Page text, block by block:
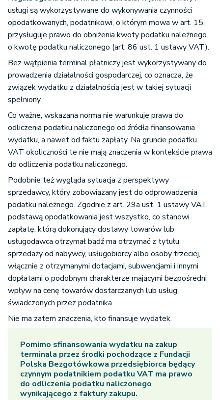
usługi są wykorzystywane do wykonywania czynności
opodatkowanych, podatnikowi, o którym mowa w art. 15,
przysługuje prawo do obniżenia kwoty podatku należnego
o kwotę podatku naliczonego (art. 86 ust. 1 ustawy VAT).
Bez wątpienia terminal płatniczy jest wykorzystywany do
prowadzenia działalności gospodarczej, co oznacza, że
związek wydatku z działalnością jest w takiej sytuacji
spełniony.
Co ważne, wskazana norma nie warunkuje prawa do
odliczenia podatku naliczonego od źródła finansowania
wydatku, a nawet od faktu zapłaty. Na gruncie podatku
VAT okoliczności te nie mają znaczenia w kontekście prawa
do odliczenia podatku naliczonego.
Podobnie też wygląda sytuacja z perspektywy
sprzedawcy, który zobowiązany jest do odprowadzenia
podatku należnego. Zgodnie z art. 29a ust. 1 ustawy VAT
podstawą opodatkowania jest wszystko, co stanowi
zapłatę, którą dokonujący dostawy towarów lub
usługodawca otrzymał bądź ma otrzymać z tytułu
sprzedaży od nabywcy, usługobiorcy albo osoby trzeciej,
włącznie z otrzymanymi dotacjami, subwencjami i innymi
dopłatami o podobnym charakterze mającymi bezpośredni
wpływ na cenę towarów dostarczanych lub usług
świadczonych przez podatnika.
Nie ma zatem znaczenia, kto finansuje wydatek.
Pomimo sfinansowania wydatku na zakup
terminala przez środki pochodzące z Fundacji
Polska Bezgotówkowa przedsiębiorca będący
czynnym podatnikiem podatku VAT ma prawo
do odliczenia podatku naliczonego
wynikającego z faktury zakupu.